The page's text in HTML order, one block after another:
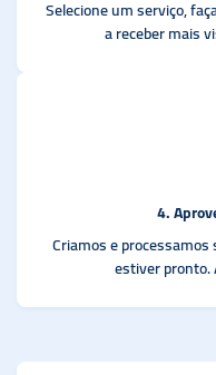
Selecione um serviço,
a receber mais
4.
Criamos e
estiver pronto.